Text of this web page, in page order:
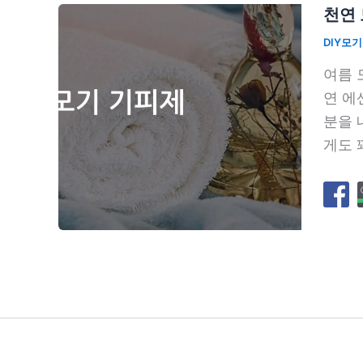
천연
DIY모
여름
연 에
분을
게도